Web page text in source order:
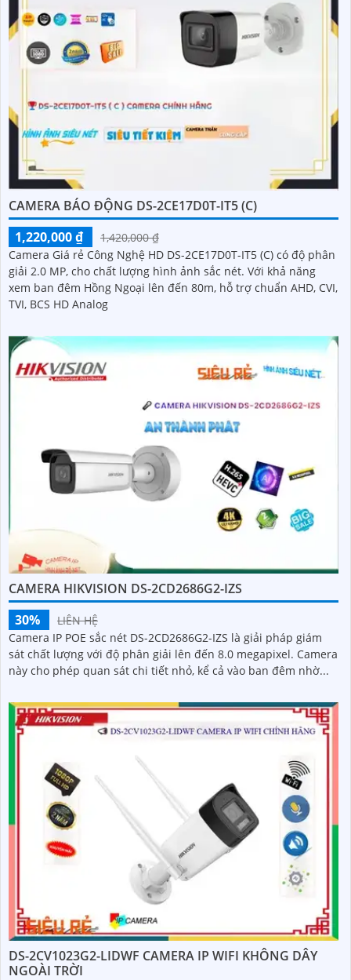
CAMERA BÁO ĐỘNG DS-2CE17D0T-IT5 (C)
1,220,000 ₫
1,420,000 ₫
Camera Giá rẻ Công Nghệ HD DS-2CE17D0T-IT5 (C) có độ phân
giải 2.0 MP, cho chất lượng hình ảnh sắc nét. Với khả năng
xem ban đêm Hồng Ngoại lên đến 80m, hỗ trợ chuẩn AHD, CVI,
TVI, BCS HD Analog
CAMERA HIKVISION DS-2CD2686G2-IZS
30%
LIÊN HỆ
Camera IP POE sắc nét DS-2CD2686G2-IZS là giải pháp giám
sát chất lượng với độ phân giải lên đến 8.0 megapixel. Camera
này cho phép quan sát chi tiết nhỏ, kể cả vào ban đêm nhờ...
DS-2CV1023G2-LIDWF CAMERA IP WIFI KHÔNG DÂY
NGOÀI TRỜI